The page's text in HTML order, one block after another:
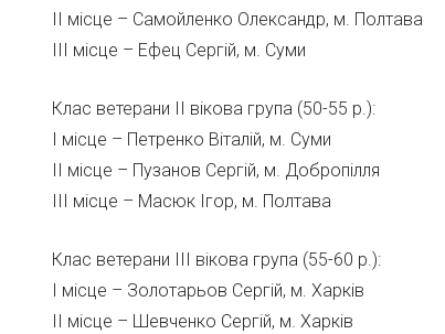
ІІ місце – Самойленко Олександр, м. Полтава
ІІІ місце – Ефец Сергій, м. Суми
Клас ветерани ІІ вікова група (50-55 р.):
І місце – Петренко Віталій, м. Суми
ІІ місце – Пузанов Сергій, м. Добропілля
ІІІ місце – Масюк Ігор, м. Полтава
Клас ветерани ІІІ вікова група (55-60 р.):
І місце – Золотарьов Сергій, м. Харків
ІІ місце – Шевченко Сергій, м. Харків